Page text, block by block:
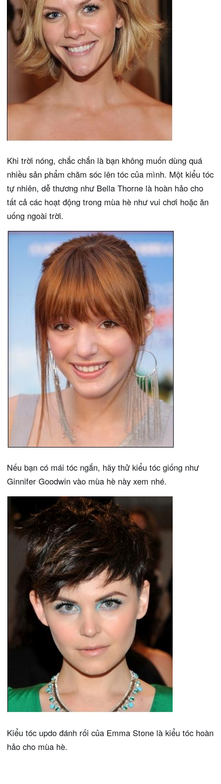
Khi trời nóng, chắc chắn là bạn không muốn dùng quá
nhiều sản phẩm chăm sóc lên tóc của mình. Một kiểu tóc
tự nhiên, dễ thương như Bella Thorne là hoàn hảo cho
tất cả các hoạt động trong mùa hè như vui chơi hoặc ăn
uống ngoài trời.
Nếu bạn có mái tóc ngắn, hãy thử kiểu tóc giống như
Ginnifer Goodwin vào mùa hè này xem nhé.
Kiểu tóc updo đánh rối của Emma Stone là kiểu tóc hoàn
hảo cho mùa hè.